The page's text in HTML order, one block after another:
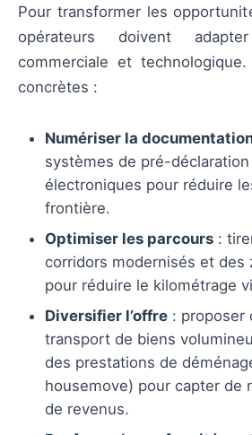
Pour transformer les
opérateurs doivent
commerciale et
concrètes :
Numériser la
systèmes de pré-déclaration
électroniques pour réduire
frontière.
Optimiser les parcours :
corridors modernisés et des
pour réduire le kilométrage
Diversifier l’offre : proposer
transport de biens
des prestations de
housemove) pour capter de
de revenus.